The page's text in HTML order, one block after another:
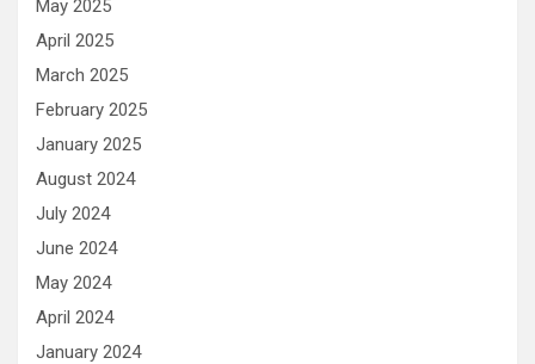
May 2025
April 2025
March 2025
February 2025
January 2025
August 2024
July 2024
June 2024
May 2024
April 2024
January 2024